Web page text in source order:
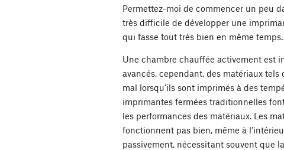
Permettez-moi de commencer un peu
très difficile de développer une
qui fasse tout très bien en même temps.
Une chambre chauffée activement est
avancés, cependant, des matériaux
mal lorsqu’ils sont imprimés à des
imprimantes fermées traditionnelles
les performances des matériaux. Les
fonctionnent pas bien, même à
passivement, nécessitant souvent que